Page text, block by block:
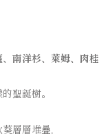
南洋杉、萊姆、肉桂
聖誕樹。
層層堆疊，